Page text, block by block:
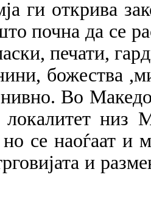
ги открива
почна да се
печати,
божества
нивно. Во
низ
но се наоѓаат
и